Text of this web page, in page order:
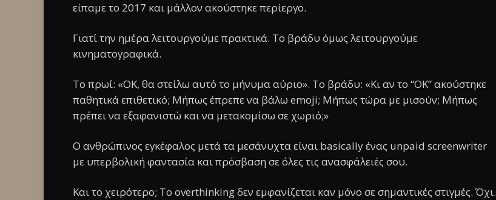
είπαμε το 2017 και μάλλον ακούστηκε περίεργο.
Γιατί την ημέρα λειτουργούμε πρακτικά. Το βράδυ όμως λειτουργούμε
κινηματογραφικά.
Το πρωί: «ΟΚ, θα στείλω αυτό το μήνυμα αύριο». Το βράδυ: «Κι αν το “ΟΚ” ακούστηκε
παθητικά επιθετικό; Μήπως έπρεπε να βάλω emoji; Μήπως τώρα με μισούν; Μήπως
πρέπει να εξαφανιστώ και να μετακομίσω σε χωριό;»
Ο ανθρώπινος εγκέφαλος μετά τα μεσάνυχτα είναι basically ένας unpaid screenwriter
με υπερβολική φαντασία και πρόσβαση σε όλες τις ανασφάλειές σου.
Και το χειρότερο; Το overthinking δεν εμφανίζεται καν μόνο σε σημαντικές στιγμές. Όχι.